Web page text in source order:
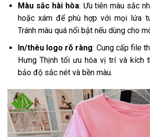
Màu sắc hài hòa: Ưu tiên màu sắc
hoặc xám để phù hợp với mọi lứa
Tránh màu quá nổi bật nếu dùng cho
In/thêu logo rõ ràng: Cung cấp file
Hưng Thịnh tối ưu hóa vị trí và kích
bảo độ sắc nét và bền màu.